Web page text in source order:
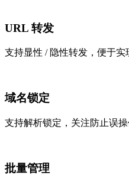
URL 转发
支持显性 / 隐性转发，便于实
域名锁定
支持解析锁定，关注防止误
批量管理